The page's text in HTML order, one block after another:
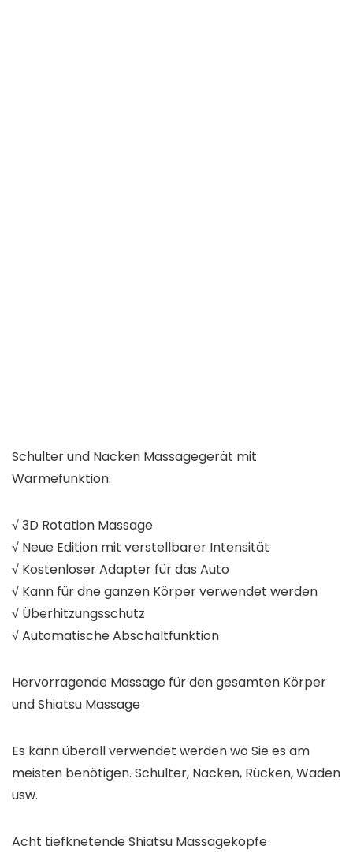
Schulter und Nacken Massagegerät mit
Wärmefunktion:
√ 3D Rotation Massage
√ Neue Edition mit verstellbarer Intensität
√ Kostenloser Adapter für das Auto
√ Kann für dne ganzen Körper verwendet werden
√ Überhitzungsschutz
√ Automatische Abschaltfunktion
Hervorragende Massage für den gesamten Körper
und Shiatsu Massage
Es kann überall verwendet werden wo Sie es am
meisten benötigen. Schulter, Nacken, Rücken, Waden
usw.
Acht tiefknetende Shiatsu Massageköpfe